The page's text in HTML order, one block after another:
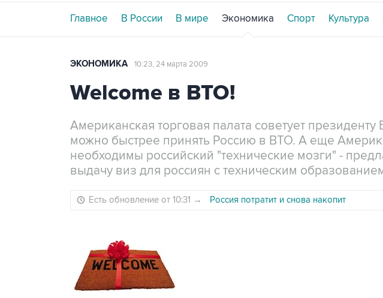
Главное В России В мире Экономика Спорт Культура
ЭКОНОМИКА 10:23, 24 марта 2009
Welcome в ВТО!
Американская торговая палата советует
можно быстрее принять Россию в ВТО. А еще
необходимы российский "технические мозги" -
выдачу виз для россиян с техническим
Есть обновление от 10:31 → Россия потратит и снова накопит